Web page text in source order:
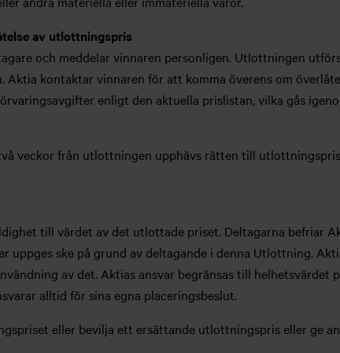
av utlottningspris
och meddelar vinnaren personligen. Utlottningen
Aktia kontaktar vinnaren för att komma överens om
enligt den aktuella prislistan, vilka gås
veckor från utlottningen upphävs rätten till
till värdet av det utlottade priset. Deltagarna befriar
uppges ske på grund av deltagande i denna Utlottning.
av det. Aktias ansvar begränsas till
alltid för sina egna placeringsbeslut.
eller bevilja ett ersättande utlottningspris eller ge